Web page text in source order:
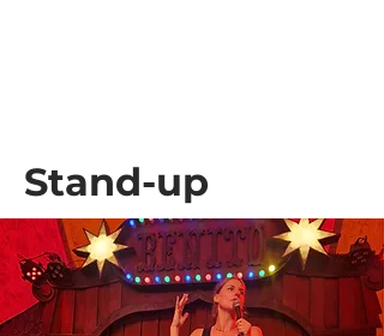
Stand-up